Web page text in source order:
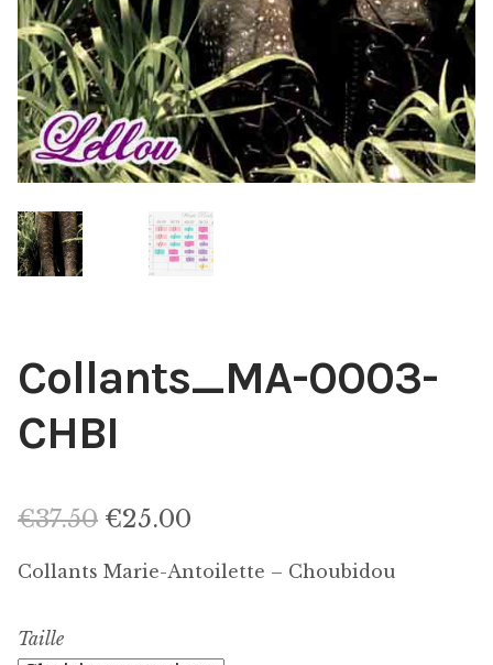
Collants_MA-0003-
CHBI
€37.50 Le
prix
€25.00
prix
Collants Marie-Antoilette – Choubidou
Taille